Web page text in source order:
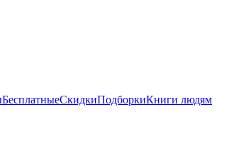
БесплатныеСкидкиПодборкиКниги людям